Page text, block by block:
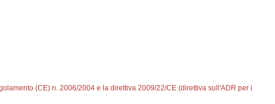
(CE) n. 2006/2004 e la direttiva 2009/22/CE (direttiva sull'ADR per i
su carta